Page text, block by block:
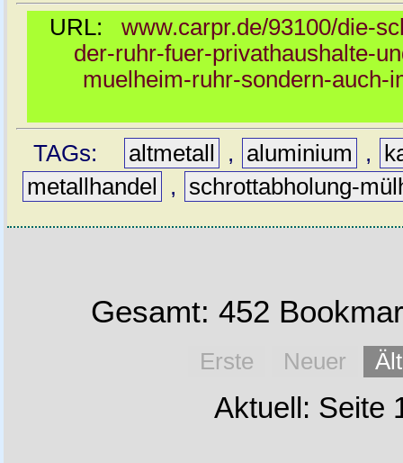
URL: www.carpr.de/93100/die-
der-ruhr-fuer-privathaushalte-
muelheim-ruhr-sondern-auch-
TAGs: altmetall , aluminium ,
metallhandel
, schrottabholung-
Gesamt: 452
Erste Neuer
Aktuell: Seite